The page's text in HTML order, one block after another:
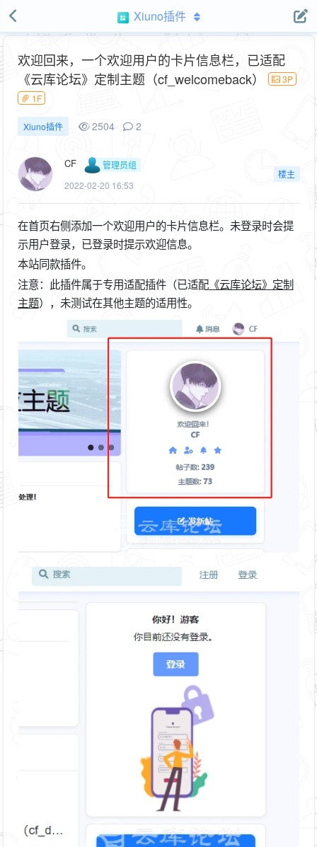
Xiuno插件
欢迎回来，一个欢迎用户的卡片信息栏，已适配
《云库论坛》定制主题（cf_welcomeback）
3P
1F
Xiuno插件 2504 2
CF
管理员组
2022-02-20 16:53
楼主
在首页右侧添加一个欢迎用户的卡片信息栏。未登录时会提
示用户登录，已登录时提示欢迎信息。
本站同款插件。
注意：此插件属于专用适配插件（已适配《云库论坛》定制
主题），未测试在其他主题的适用性。